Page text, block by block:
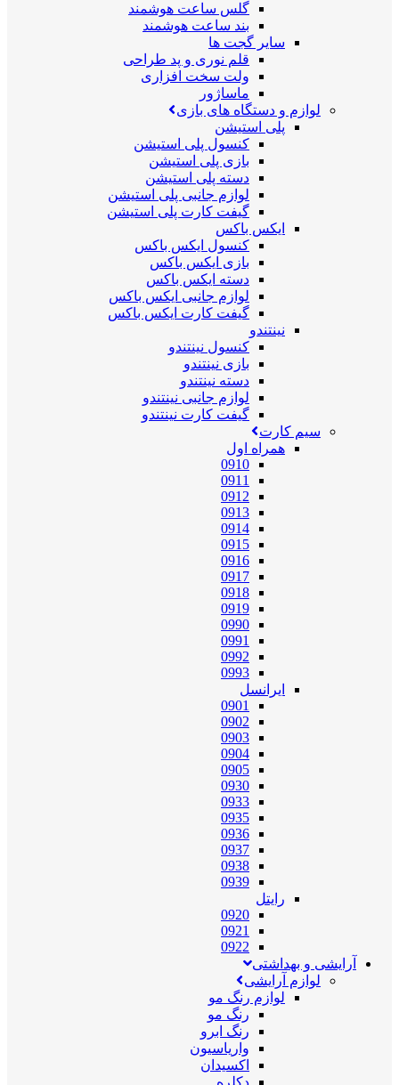
گلس ساعت هوشمند
بند ساعت هوشمند
سایر گجت ها
قلم نوری و پد طراحی
ولت سخت افزاری
ماساژور
لوازم و دستگاه های بازی
پلی استیشن
کنسول پلی استیشن
بازی پلی استیشن
دسته پلی استیشن
لوازم جانبی پلی استیشن
گیفت کارت پلی استیشن
ایکس باکس
کنسول ایکس باکس
بازی ایکس باکس
دسته ایکس باکس
لوازم جانبی ایکس باکس
گیفت کارت ایکس باکس
نینتندو
کنسول نینتندو
بازی نینتندو
دسته نینتندو
لوازم جانبی نینتندو
گیفت کارت نینتندو
سیم کارت
همراه اول
0910
0911
0912
0913
0914
0915
0916
0917
0918
0919
0990
0991
0992
0993
ایرانسل
0901
0902
0903
0904
0905
0930
0933
0935
0936
0937
0938
0939
رایتل
0920
0921
0922
آرایشی و بهداشتی
لوازم آرایشی
لوازم رنگ مو
رنگ مو
رنگ ابرو
واریاسیون
اکسیدان